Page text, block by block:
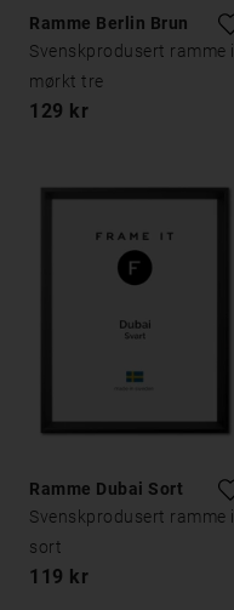
Ramme Berlin Brun
Svenskprodusert ramme i
mørkt tre
129 kr
Ramme Dubai Sort
Svenskprodusert ramme i
sort
119 kr